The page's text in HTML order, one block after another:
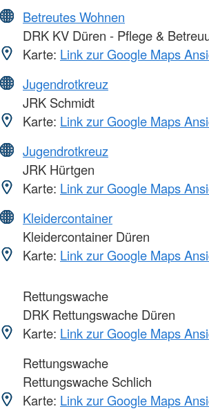
Betreutes Wohnen
DRK KV Düren - Pflege &
Karte: Link zur Google Maps
Jugendrotkreuz
JRK Schmidt
Karte: Link zur Google Maps
Jugendrotkreuz
JRK Hürtgen
Karte: Link zur Google Maps
Kleidercontainer
Kleidercontainer Düren
Karte: Link zur Google Maps
Rettungswache
DRK Rettungswache Düren
Karte: Link zur Google Maps
Rettungswache
Rettungswache Schlich
Karte: Link zur Google Maps